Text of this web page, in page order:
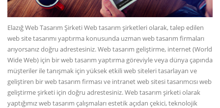
Elazığ Web Tasarım Şirketi Web tasarım şirketleri olarak, talep edilen
web site tasarımı yaptırma konusunda uzman web tasarım firmaları
arıyorsanız doğru adrestesiniz. Web tasarım geliştirme, internet (World
Wide Web) için bir web tasarım yaptırma göreviyle veya dünya çapında
müşteriler ile tanışmak için yüksek etkili web siteleri tasarlayan ve
geliştiren bir web tasarım firması ve intranet web sitesi tasarımcısı web
geliştirme şirketi için doğru adrestesiniz. Web tasarım şirketi olarak
yaptığımız web tasarım çalışmaları estetik açıdan çekici, teknolojik